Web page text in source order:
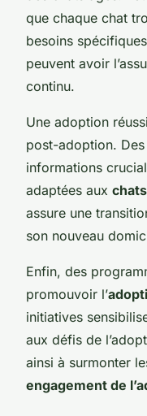
que chaque chat
besoins
peuvent avoir
continu.
Une adoption
post-adoption.
informations
adaptées aux
assure une
son nouveau
Enfin, des
promouvoir l’
initiatives
aux défis de
ainsi à surmonter
engagement de